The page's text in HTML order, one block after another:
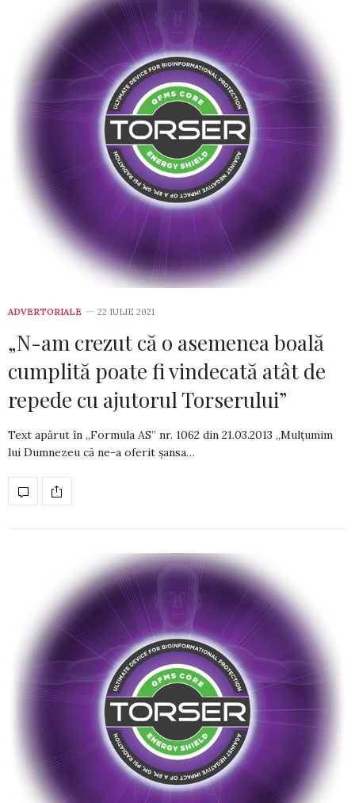
ADVERTORIALE 22 IULIE 2021
„N-am crezut că o asemenea boală
cumplită poate fi vindecată atât de
repede cu ajutorul Torserului”
Text apărut în „Formula AS” nr. 1062 din­ 21.03.2013 „Mulţumim
lui Dumnezeu că ne-a oferit şansa…